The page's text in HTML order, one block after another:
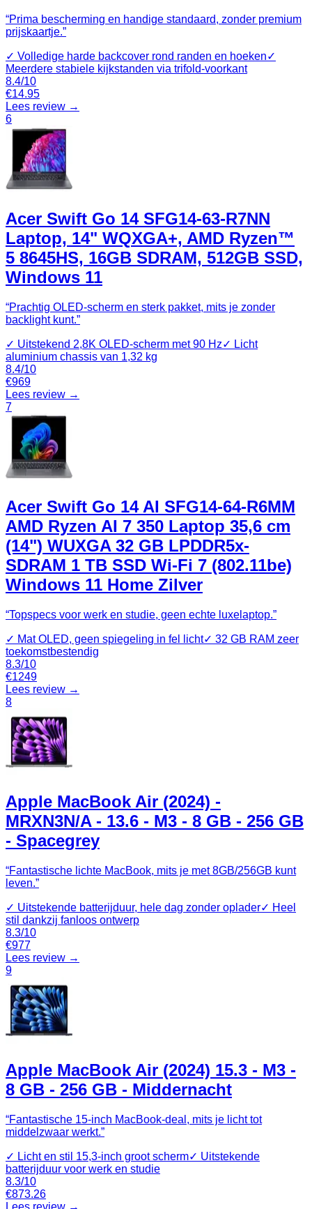
“Prima bescherming en handige standaard, zonder premium
prijskaartje.”
✓ Volledige harde backcover rond randen en hoeken✓
Meerdere stabiele kijkstanden via trifold-voorkant
8.4/10
€14.95
Lees review →
6
Acer Swift Go 14 SFG14-63-R7NN
Laptop, 14" WQXGA+, AMD Ryzen™
5 8645HS, 16GB SDRAM, 512GB SSD,
Windows 11
“Prachtig OLED‑scherm en sterk pakket, mits je zonder
backlight kunt.”
✓ Uitstekend 2,8K OLED‑scherm met 90 Hz✓ Licht
aluminium chassis van 1,32 kg
8.4/10
€969
Lees review →
7
Acer Swift Go 14 AI SFG14-64-R6MM
AMD Ryzen AI 7 350 Laptop 35,6 cm
(14") WUXGA 32 GB LPDDR5x-
SDRAM 1 TB SSD Wi-Fi 7 (802.11be)
Windows 11 Home Zilver
“Topspecs voor werk en studie, geen echte luxelaptop.”
✓ Mat OLED, geen spiegeling in fel licht✓ 32 GB RAM zeer
toekomstbestendig
8.3/10
€1249
Lees review →
8
Apple MacBook Air (2024) -
MRXN3N/A - 13.6 - M3 - 8 GB - 256 GB
- Spacegrey
“Fantastische lichte MacBook, mits je met 8GB/256GB kunt
leven.”
✓ Uitstekende batterijduur, hele dag zonder oplader✓ Heel
stil dankzij fanloos ontwerp
8.3/10
€977
Lees review →
9
Apple MacBook Air (2024) 15.3 - M3 -
8 GB - 256 GB - Middernacht
“Fantastische 15-inch MacBook-deal, mits je licht tot
middelzwaar werkt.”
✓ Licht en stil 15,3-inch groot scherm✓ Uitstekende
batterijduur voor werk en studie
8.3/10
€873.26
Lees review →